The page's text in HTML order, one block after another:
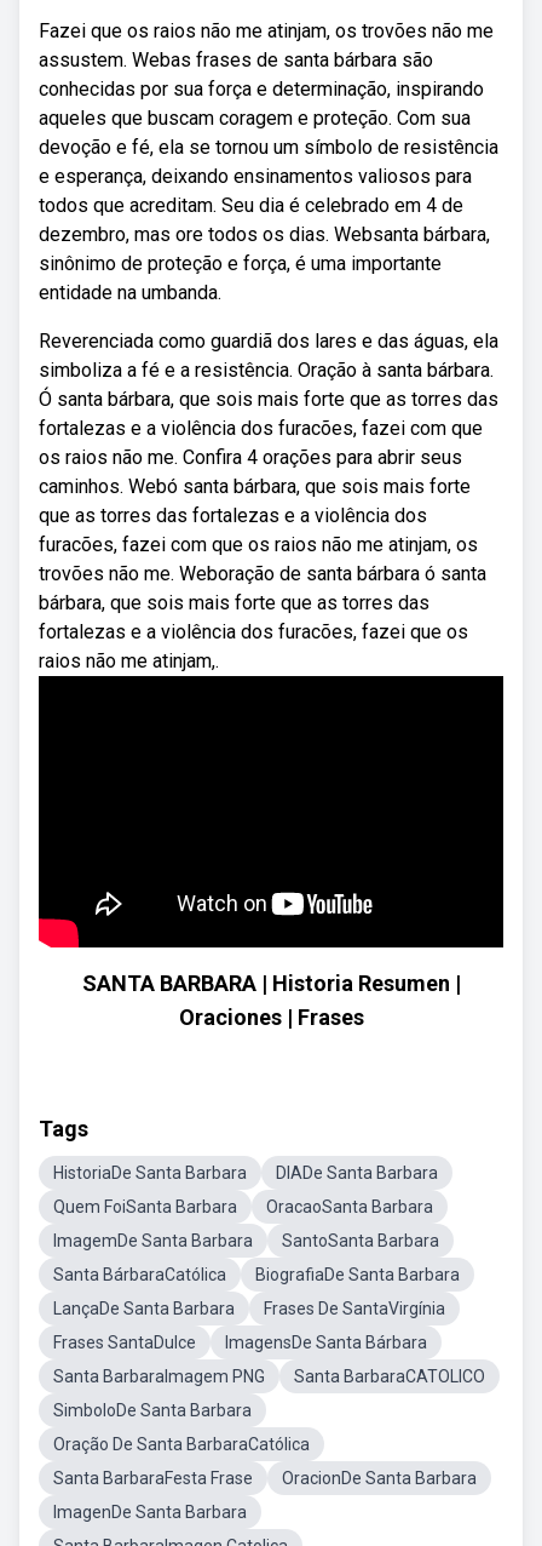
Fazei que os raios não me atinjam, os trovões não me
assustem. Webas frases de santa bárbara são
conhecidas por sua força e determinação, inspirando
aqueles que buscam coragem e proteção. Com sua
devoção e fé, ela se tornou um símbolo de resistência
e esperança, deixando ensinamentos valiosos para
todos que acreditam. Seu dia é celebrado em 4 de
dezembro, mas ore todos os dias. Websanta bárbara,
sinônimo de proteção e força, é uma importante
entidade na umbanda.
Reverenciada como guardiã dos lares e das águas, ela
simboliza a fé e a resistência. Oração à santa bárbara.
Ó santa bárbara, que sois mais forte que as torres das
fortalezas e a violência dos furacões, fazei com que
os raios não me. Confira 4 orações para abrir seus
caminhos. Webó santa bárbara, que sois mais forte
que as torres das fortalezas e a violência dos
furacões, fazei com que os raios não me atinjam, os
trovões não me. Weboração de santa bárbara ó santa
bárbara, que sois mais forte que as torres das
fortalezas e a violência dos furacões, fazei que os
raios não me atinjam,.
SANTA BARBARA | Historia Resumen |
Oraciones | Frases
Tags
HistoriaDe Santa Barbara
DIADe Santa Barbara
Quem FoiSanta Barbara
OracaoSanta Barbara
ImagemDe Santa Barbara
SantoSanta Barbara
Santa BárbaraCatólica
BiografiaDe Santa Barbara
LançaDe Santa Barbara
Frases De SantaVirgínia
Frases SantaDulce
ImagensDe Santa Bárbara
Santa BarbaraImagem PNG
Santa BarbaraCATOLICO
SimboloDe Santa Barbara
Oração De Santa BarbaraCatólica
Santa BarbaraFesta Frase
OracionDe Santa Barbara
ImagenDe Santa Barbara